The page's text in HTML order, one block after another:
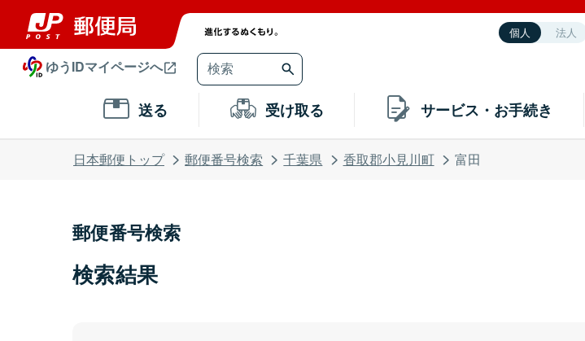
個人 法人
ゆうIDマイページへ
送る 受け取る サービス・お手続き
日本郵便トップ 郵便番号検索 千葉県 香取郡小見川町 富田
郵便番号検索
検索結果